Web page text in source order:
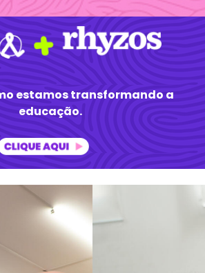
estamos transformando a
educação.